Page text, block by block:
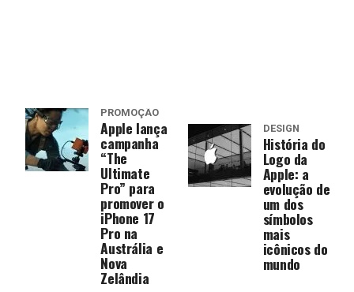
PROMOÇÃO
Apple lança
campanha
“The
Ultimate
Pro” para
promover o
iPhone 17
Pro na
Austrália e
Nova
Zelândia
DESIGN
História do
Logo da
Apple: a
evolução de
um dos
símbolos
mais
icônicos do
mundo